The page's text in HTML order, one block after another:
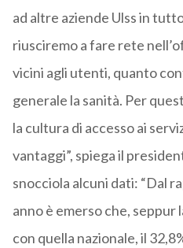
ad altre aziende Ulss in
riusciremo a fare rete
vicini agli utenti, quanto
generale la sanità. Per
la cultura di accesso ai
vantaggi”, spiega il
snocciola alcuni dati: “Dal
anno è emerso che, seppur
con quella nazionale, il